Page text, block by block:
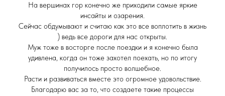
На вершинах гор конечно же приходили самые яркие
инсайты и озарения.
Сейчас обдумывают и считаю как это все воплотить в жизнь
) ведь все дороги для нас открыты.
Муж тоже в восторге после поездки и я конечно была
удивлена, когда он тоже захотел поехать, но по итогу
получилось просто волшебное.
Расти и развиваться вместе это огромное удовольствие.
Благодарю вас за то, что создаете такие процессы